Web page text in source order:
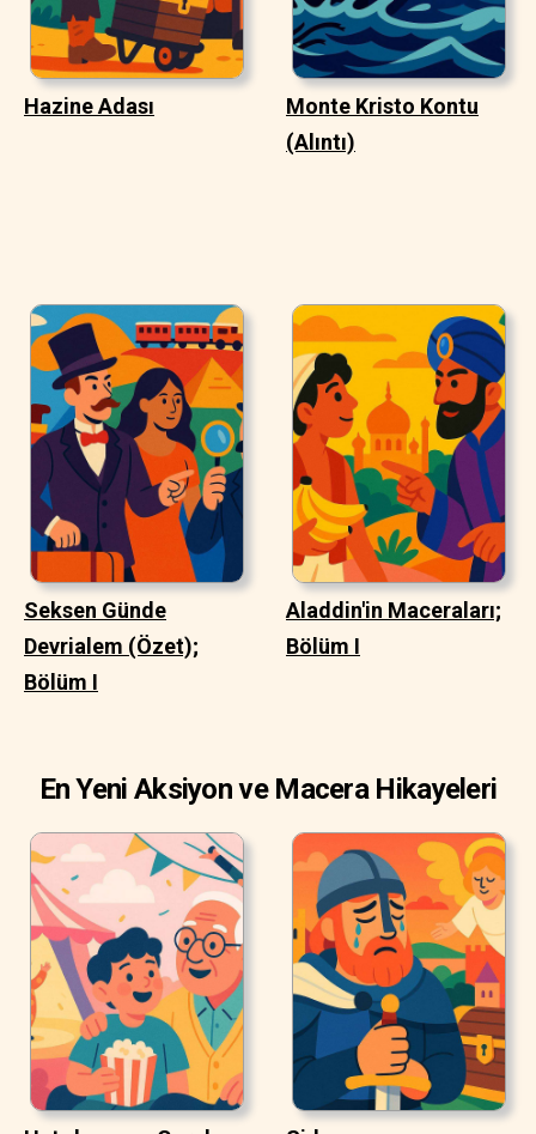
Hazine Adası
Monte Kristo Kontu
(Alıntı)
Seksen Günde
Devrialem (Özet);
Bölüm I
Aladdin'in Maceraları;
Bölüm I
En Yeni Aksiyon ve Macera Hikayeleri